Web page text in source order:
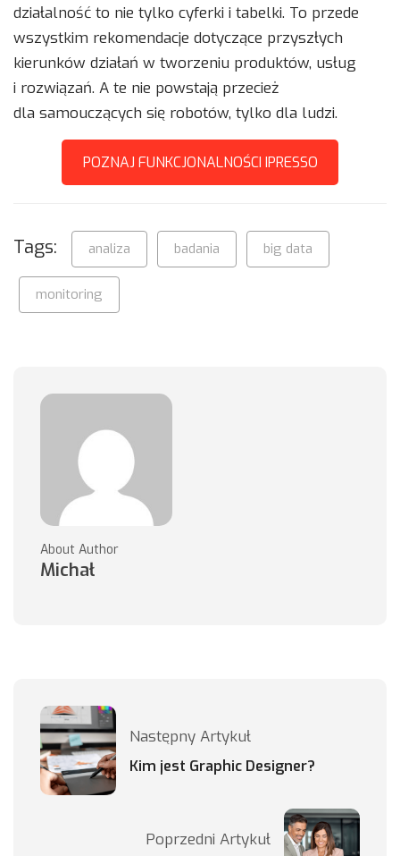
działalność to nie tylko cyferki i tabelki. To przede
wszystkim rekomendacje dotyczące przyszłych
kierunków działań w tworzeniu produktów, usług
i rozwiązań. A te nie powstają przecież
dla samouczących się robotów, tylko dla ludzi.
POZNAJ FUNKCJONALNOŚCI IPRESSO
Tags: analiza badania big data
monitoring
About Author
Michał
Następny Artykuł
Kim jest Graphic Designer?
Poprzedni Artykuł